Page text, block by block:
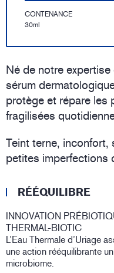
CONTENANCE
30ml
Né de notre
sérum
protège et répare les
fragilisées
Teint terne, inconfort,
petites imperfections
RÉÉQUILIBRE
INNOVATION
THERMAL-BIOTIC
L’Eau Thermale d’Uriage
une action rééquilibrante
microbiome.